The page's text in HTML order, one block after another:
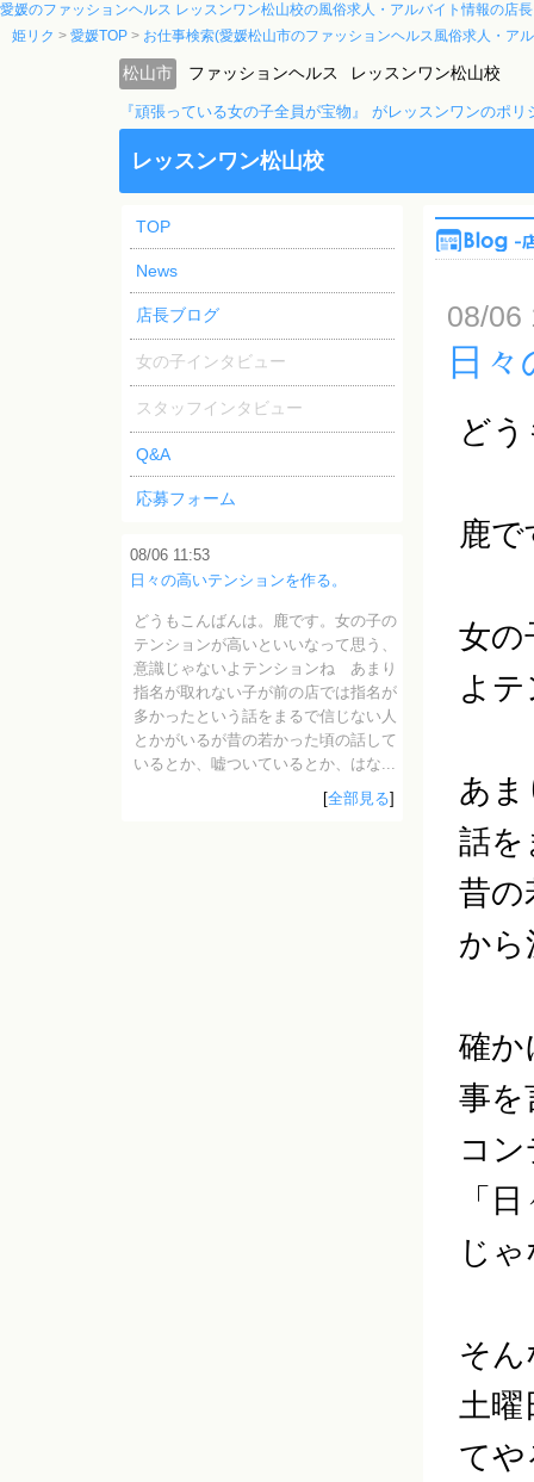
愛媛のファッションヘルス レッスンワン松山校の風俗求人・アルバイト情報の店
姫リク
愛媛TOP お仕事検索(愛媛松山市のファッションヘルス風俗求人・ア
松山市 ファッションヘルス レッスンワン松山校
『頑張っている女の子全員が宝物』 がレッスンワンのポリ
レッスンワン松山校
TOP
News
店長ブログ
女の子インタビュー
スタッフインタビュー
Q&A
応募フォーム
08/06 11:53
日々の高いテンションを作る。
どうもこんばんは。鹿です。女の子の
テンションが高いといいなって思う、
意識じゃないよテンションね あまり
指名が取れない子が前の店では指名が
多かったという話をまるで信じない人
とかがいるが昔の若かった頃の話して
いるとか、嘘ついているとか、はな...
[全部見る]
08/06
日
ど
鹿
女の
よ
あま
話を
昔の
から
確か
事を
コ
「
じ
そ
土
て